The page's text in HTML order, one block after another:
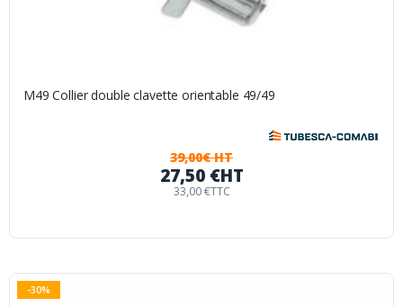
M49 Collier double clavette orientable 49/49
39,00€ HT
27,50 €HT
33,00 €TTC
-30%